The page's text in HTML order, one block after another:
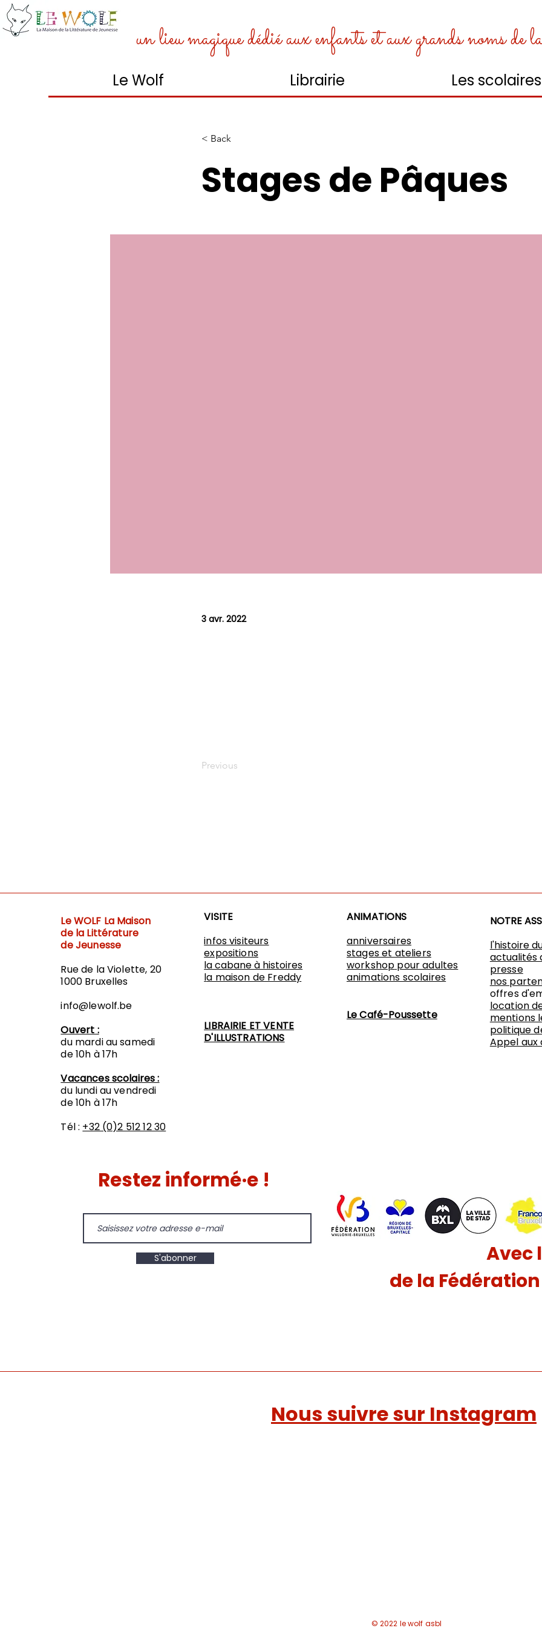
un lieu magique dédié aux enfants et aux grands noms de
Le Wolf Librairie Les scolaires
< Back
Stages de Pâques
3 avr. 2022
Previous
Le WOLF La Maison
de la Littérature
de Jeunesse
Rue de la Violette, 20
1000 Bruxelles
info@lewolf.be
Ouvert :
du mardi au samedi
de 10h à 17h
Vacances scolaires :
du lundi au vendredi
de 10h à 17h
Tél : +32 (0)2 512 12 30
VISITE
infos visiteurs
expositions
​la cabane à histoires
la maison de Freddy
LIBRAIRIE ET VENTE
D'ILLUSTRATIONS
ANIMATIONS
anniversaires
stages et ateliers
workshop pour adultes
animations scolaires
Le Café-Poussette
NOTRE
l'histoire
actualités
presse
nos
offres
location
mentions
politique
Appel aux
Restez informé·e !
S'abonner
Avec
de la
Nous suivre sur Instagram
© 2022 le wolf asbl